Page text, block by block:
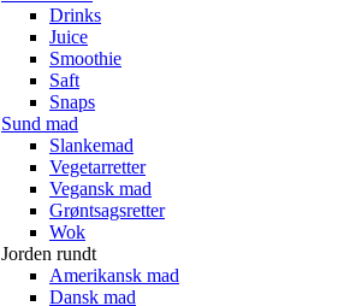
Drinks
Juice
Smoothie
Saft
Snaps
Sund mad
Slankemad
Vegetarretter
Vegansk mad
Grøntsagsretter
Wok
Jorden rundt
Amerikansk mad
Dansk mad